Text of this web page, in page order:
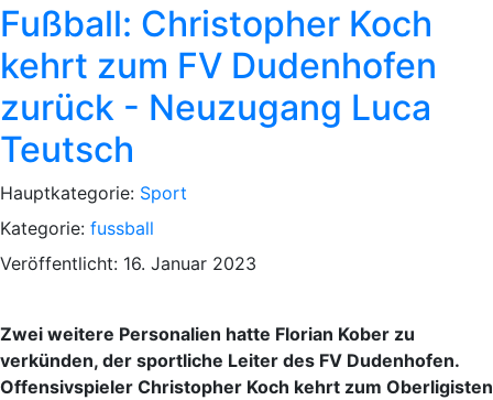
Fußball: Christopher Koch
kehrt zum FV Dudenhofen
zurück - Neuzugang Luca
Teutsch
Hauptkategorie: Sport
Kategorie: fussball
Veröffentlicht: 16. Januar 2023
Zwei weitere Personalien hatte Florian Kober zu
verkünden, der sportliche Leiter des FV Dudenhofen.
Offensivspieler Christopher Koch kehrt zum Oberligisten